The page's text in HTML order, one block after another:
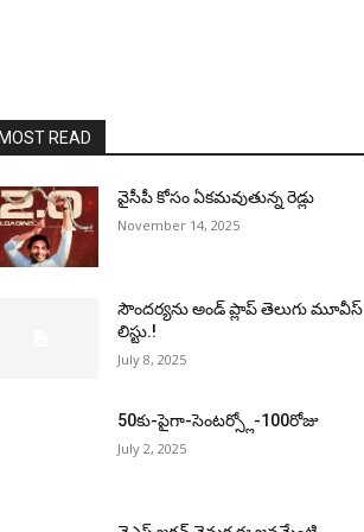
READ
వైసీపీ కోసం ఏక‌మ‌వుతున్న రెడ్లు
November 14, 2025
సౌందర్యను అండ్‌ ప్లాప్‌ తెలుగు మూవీస్‌
లిస్టు.!
July 8, 2025
50కు-పైగా-సెంటర్స్లో-100రోజు
July 2, 2025